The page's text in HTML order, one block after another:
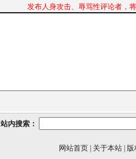
发布人身攻击、辱骂性评论者，
站内搜索：
网站首页 关于本站 版